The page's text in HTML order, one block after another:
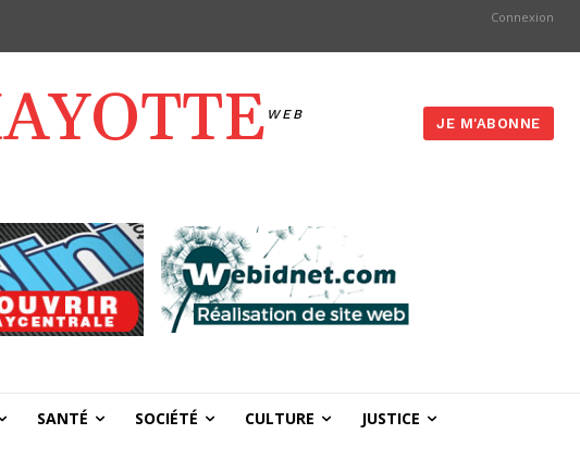
Connexion
WEB
JE M'ABONNE
SANTÉ SOCIÉTÉ CULTURE JUSTICE